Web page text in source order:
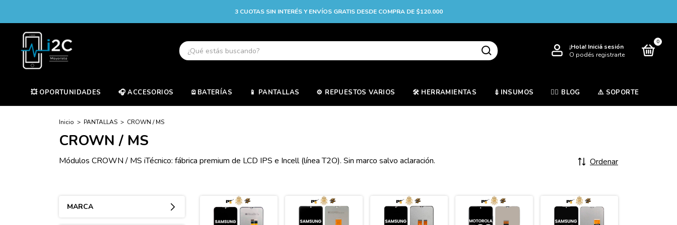
3 CUOTAS SIN INTERÉS Y ENVÍOS GRATIS DESDE COMPRA DE $120.000
¡Hola! Iniciá sesión
O podés registrarte
0
💥 OPORTUNIDADES 🎧 ACCESORIOS 🪫BATERÍAS 📱 PANTALLAS ⚙️ REPUESTOS VARIOS 🛠️ HERRAMIENTAS 💉INSUMOS ✍🏻 BLOG ⚠️ SOPORTE
Inicio > PANTALLAS > CROWN / MS
CROWN / MS
Módulos CROWN / MS iTécnico: fábrica premium de LCD IPS e Incell (línea T2O). Sin marco salvo aclaración. Ordenar
MARCA